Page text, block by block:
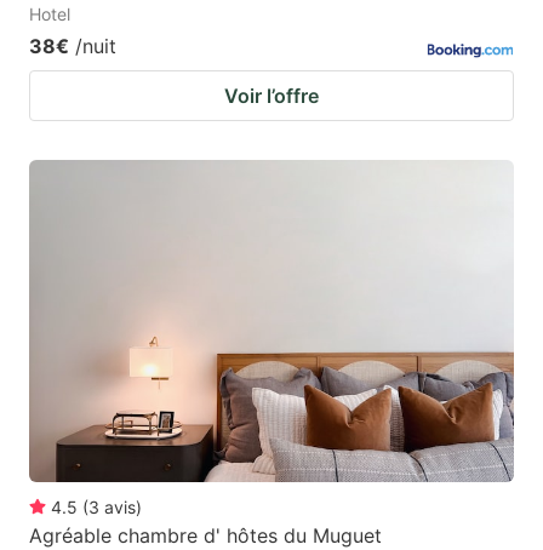
Hotel
38€ /nuit
Voir l’offre
4.5 (3 avis)
Agréable chambre d' hôtes du Muguet